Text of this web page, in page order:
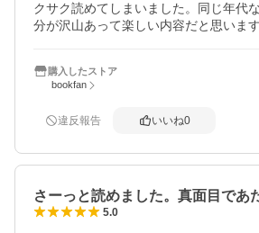
クサク読めてしまいました。同じ年代
分が沢山あって楽しい内容だと思います
購入したストア
bookfan
違反報告 いいね0
さーっと読めました。真面目であ
5.0